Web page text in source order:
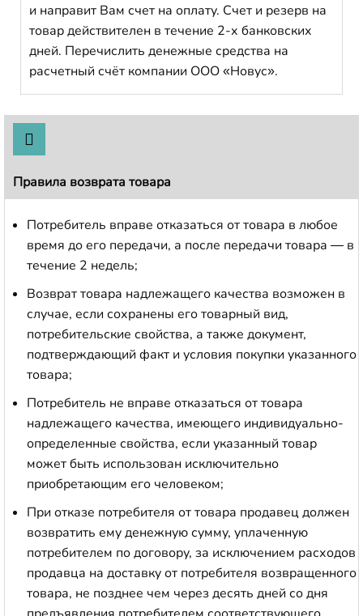
и направит Вам счет на оплату. Счет и резерв на
товар действителен в течение 2-х банковских
дней. Перечислить денежные средства на
расчетный счёт компании ООО «Новус».
Правила возврата товара
Потребитель вправе отказаться от товара в любое
время до его передачи, а после передачи товара — в
течение 2 недель;
Возврат товара надлежащего качества возможен в
случае, если сохранены его товарный вид,
потребительские свойства, а также документ,
подтверждающий факт и условия покупки указанного
товара;
Потребитель не вправе отказаться от товара
надлежащего качества, имеющего индивидуально-
определенные свойства, если указанный товар
может быть использован исключительно
приобретающим его человеком;
При отказе потребителя от товара продавец должен
возвратить ему денежную сумму, уплаченную
потребителем по договору, за исключением расходов
продавца на доставку от потребителя возвращенного
товара, не позднее чем через десять дней со дня